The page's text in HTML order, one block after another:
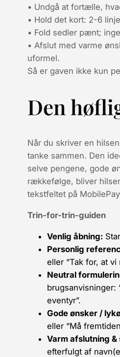
• Undgå at fortælle,
• Hold det kort: 2-6
• Fold sedler pænt;
• Afslut med varme
uformel.
Så er gaven ikke kun
Den
Når du skriver en
tanke sammen. Den
selve pengene, gode
rækkefølge, bliver
tekstfeltet på
Trin-for-trin-guiden
Venlig åbning:
Personlig
eller “Tak for, at
Neutral
brugsanvisninger:
eventyr”.
Gode ønsker /
eller “Må
Varm afslutning &
efterfulgt af